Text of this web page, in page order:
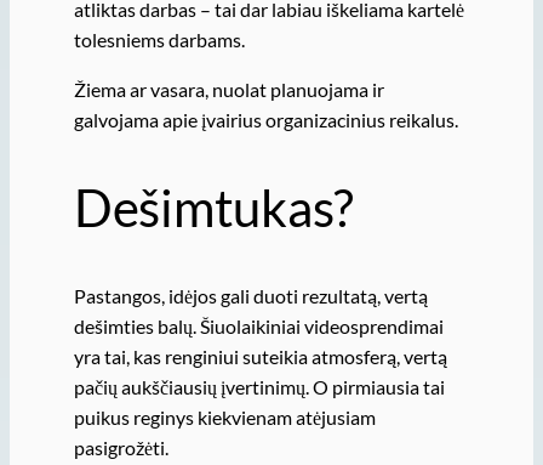
atliktas darbas – tai dar labiau iškeliama kartelė
tolesniems darbams.
Žiema ar vasara, nuolat planuojama ir
galvojama apie įvairius organizacinius reikalus.
Dešimtukas?
Pastangos, idėjos gali duoti rezultatą, vertą
dešimties balų. Šiuolaikiniai videosprendimai
yra tai, kas renginiui suteikia atmosferą, vertą
pačių aukščiausių įvertinimų. O pirmiausia tai
puikus reginys kiekvienam atėjusiam
pasigrožėti.